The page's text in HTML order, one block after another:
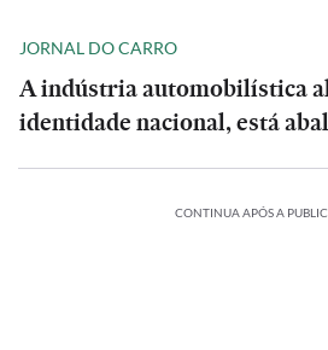
JORNAL DO CARRO
A indústria automobilística
identidade nacional, está
CONTINUA APÓS A